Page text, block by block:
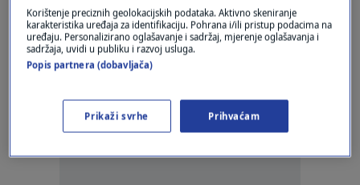
Korištenje preciznih geolokacijskih podataka. Aktivno skeniranje
karakteristika uređaja za identifikaciju. Pohrana i/ili pristup podacima na
uređaju. Personalizirano oglašavanje i sadržaj, mjerenje oglašavanja i
sadržaja, uvidi u publiku i razvoj usluga.
Popis partnera (dobavljača)
Prikaži svrhe Prihvaćam